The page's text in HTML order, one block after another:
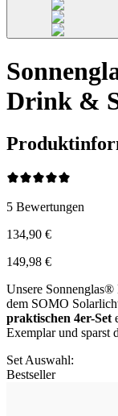
Drink &
5 Bewertungen
134,90 €
149,98 €
Unsere
dem SOMO
praktischen 4er-Set
Exemplar und sparst
Set Auswahl:
Bestseller